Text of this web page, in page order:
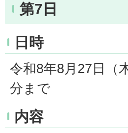
第7日
日時
令和8年8月27日（
分まで
内容